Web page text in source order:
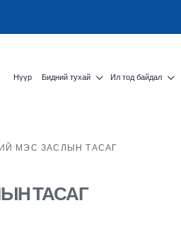
Нүүр Бидний тухай Ил тод байдал
МЭС ЗАСЛЫН ТАСАГ
ТАСАГ